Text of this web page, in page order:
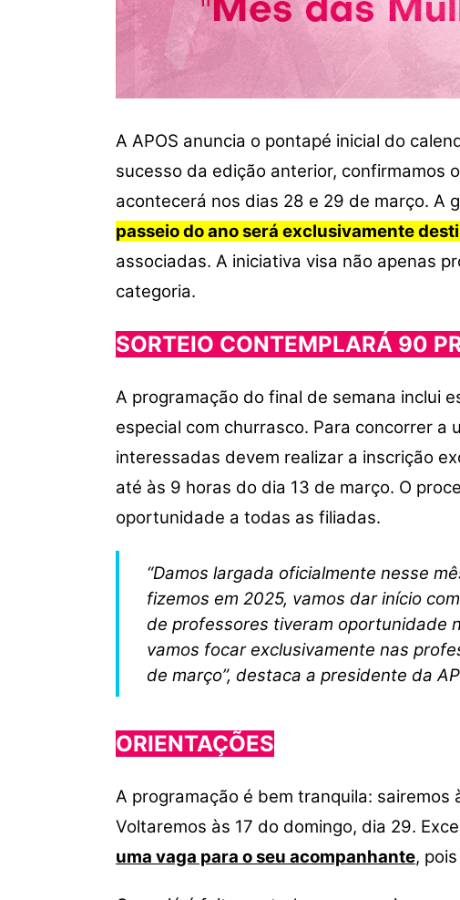
A APOS anuncia o pontapé inicial do
sucesso da edição anterior, confirmamos
acontecerá nos dias 28 e 29 de março. A
passeio do ano será exclusivamente
associadas. A iniciativa visa não apenas
categoria.
SORTEIO CONTEMPLARÁ 90
A programação do final de semana inclui
especial com churrasco. Para concorrer
interessadas devem realizar a inscrição
até às 9 horas do dia 13 de março. O
oportunidade a todas as filiadas.
“Damos largada oficialmente nesse
fizemos em 2025, vamos dar início
de professores tiveram oportunidade
vamos focar exclusivamente nas
de março”, destaca a presidente da
ORIENTAÇÕES
A programação é bem tranquila:
Voltaremos às 17 do domingo, dia 29.
uma vaga para o seu acompanhante,